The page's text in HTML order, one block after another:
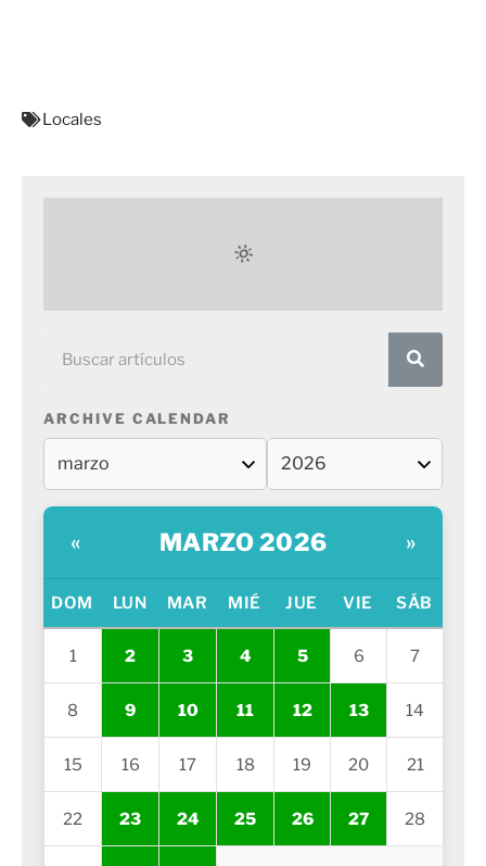
Locales
ARCHIVE CALENDAR
« MARZO 2026 »
DOM LUN MAR MIÉ JUE VIE SÁB
1 2 3 4 5 6 7
8 9 10 11 12 13 14
15 16 17 18 19 20 21
22 23 24 25 26 27 28